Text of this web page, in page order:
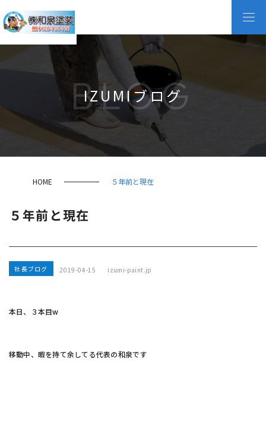
IZUMIブログ
BLOG
HOME ５年前と現在
５年前と現在
社長ブログ 2019-04-15 izumi-paint.jp
本日、３本目w
移動中、暇を持て余してる代表の和泉です